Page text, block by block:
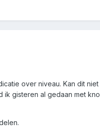
over niveau. Kan dit
ik gisteren al gedaan met